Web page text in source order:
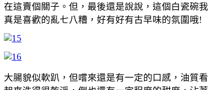
在這賣個關子。但，最後還是說說，這個白瓷碗我
真是喜歡的亂七八糟，好有好有古早味的氛圍哦!
大腸貌似軟趴，但嚐來還是有一定的口感，油質看